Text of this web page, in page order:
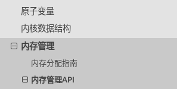
原子变量
内核数据结构
内存管理
内存分配指南
内存管理API